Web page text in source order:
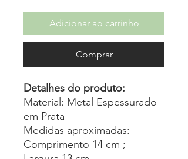
Adicionar ao carrinho
Comprar
Detalhes do produto:
Material: Metal Espessurado
em Prata
Medidas aproximadas:
Comprimento 14 cm ;